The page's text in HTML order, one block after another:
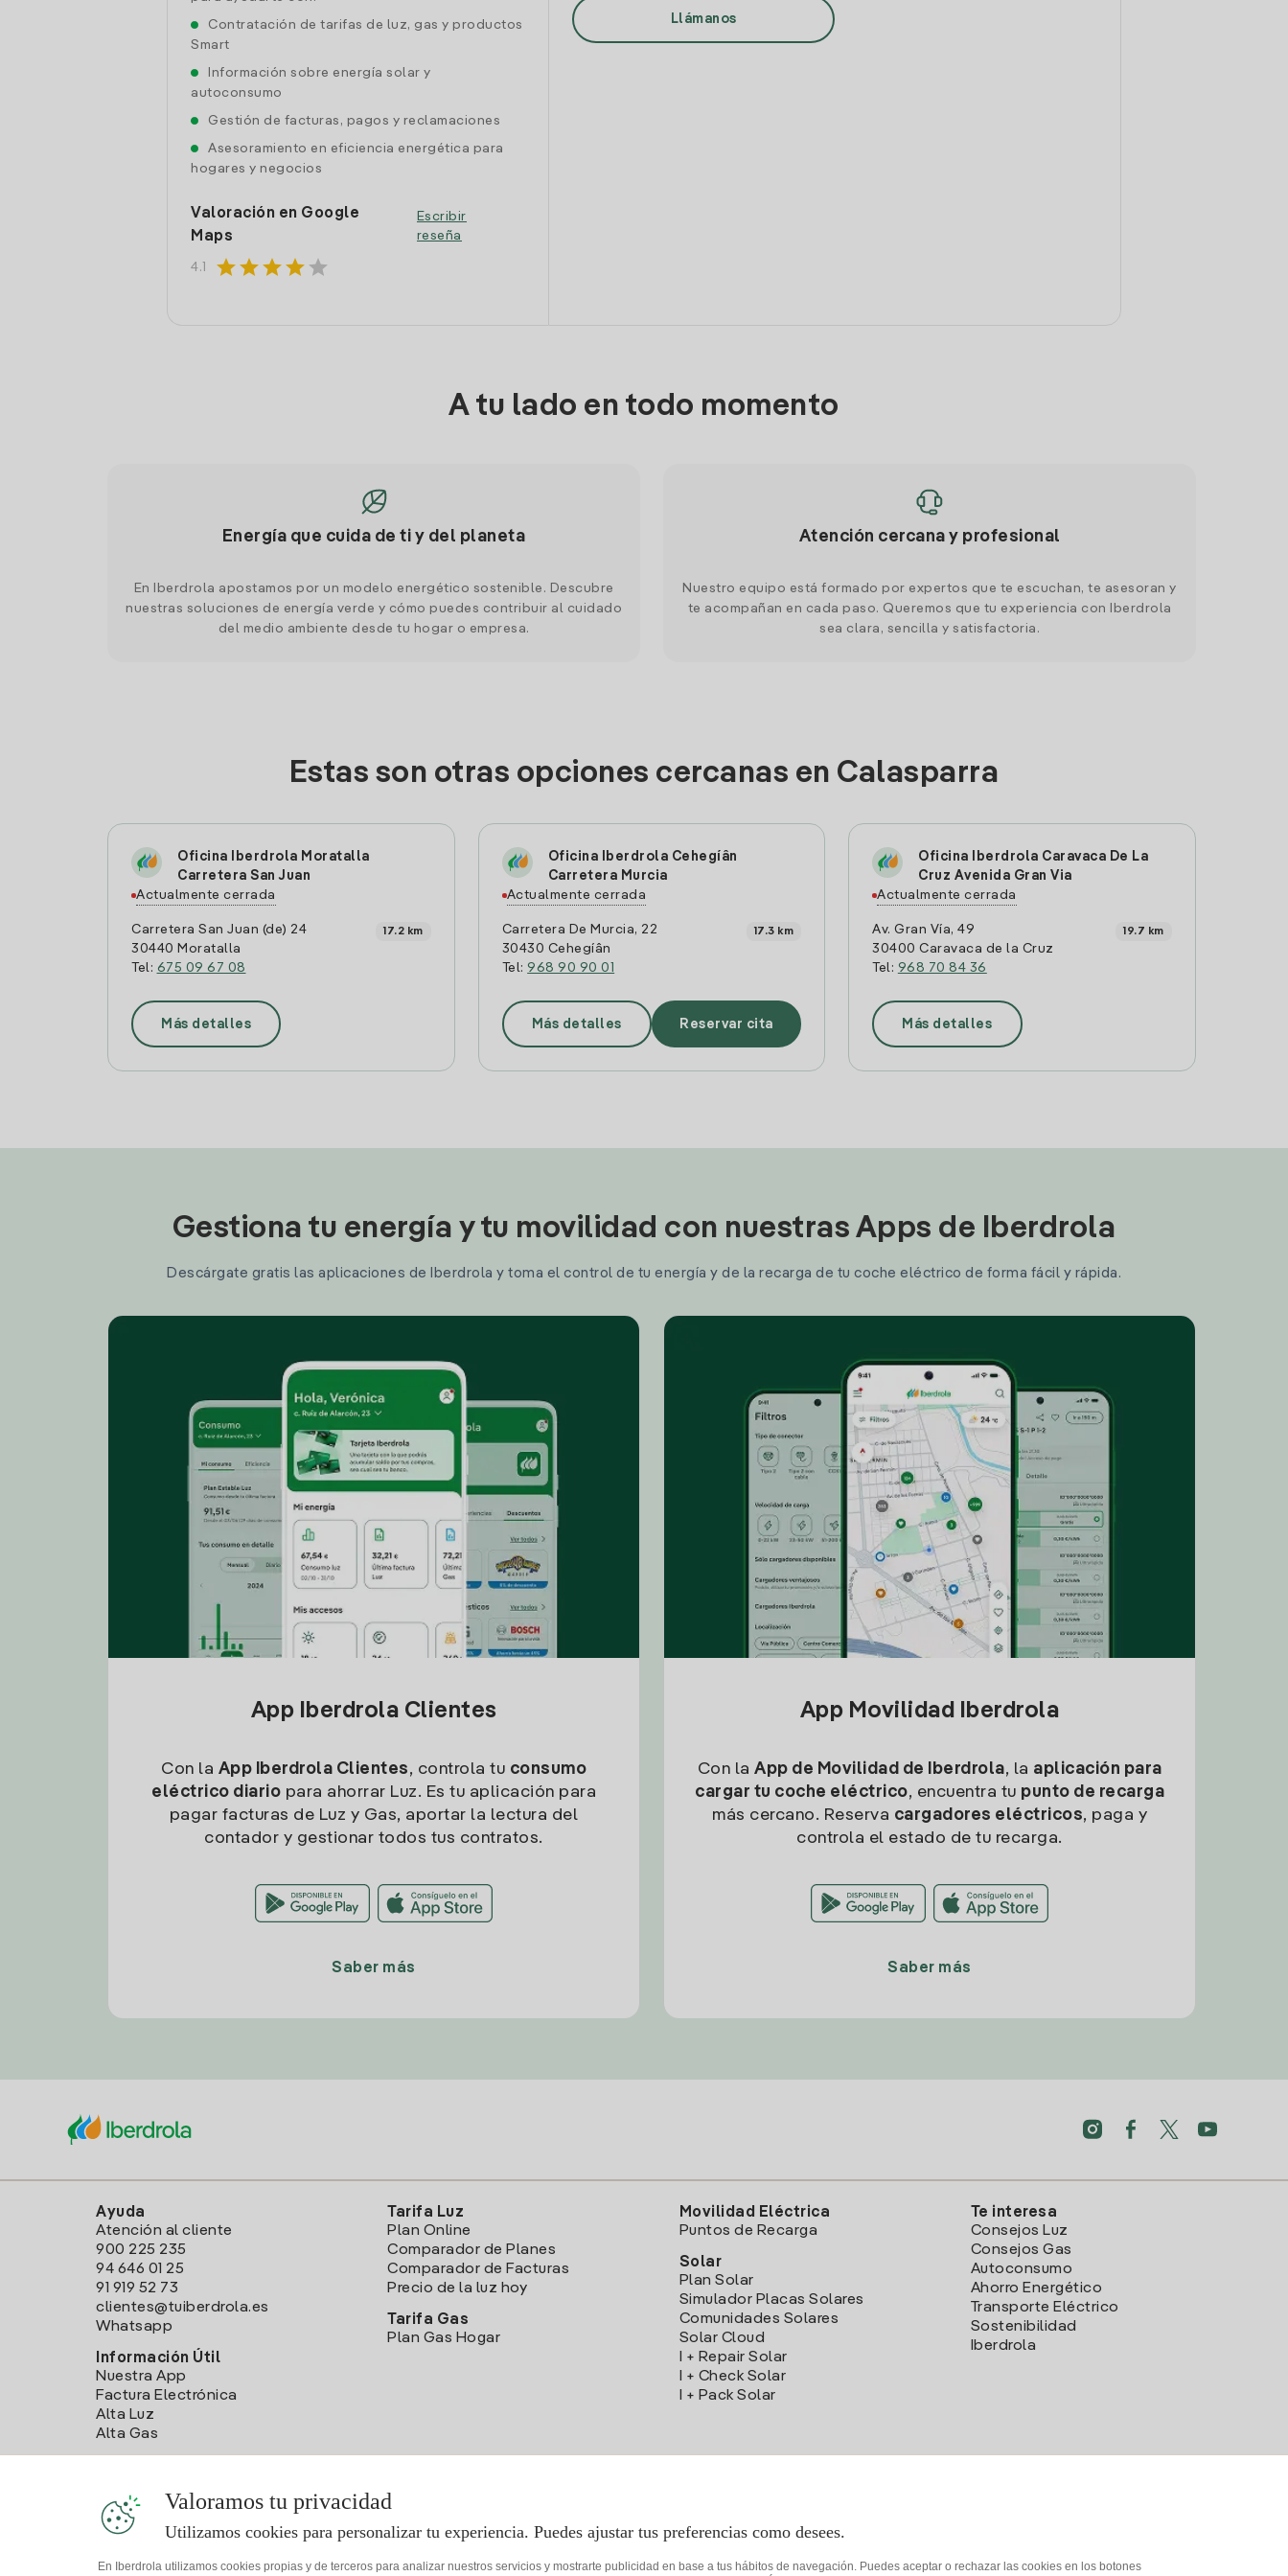
Contratación de tarifas de luz, gas y productos
Smart
Información sobre energía solar y
autoconsumo
Gestión de facturas, pagos y reclamaciones
Asesoramiento en eficiencia energética para
hogares y negocios
Valoración en Google
Maps
4.1 starstarstarstar star
Escribir
reseña
Llámanos
A tu lado en todo momento
Energía que cuida de ti y del planeta
En Iberdrola apostamos por un modelo energético sostenible. Descubre
nuestras soluciones de energía verde y cómo puedes contribuir al cuidado
del medio ambiente desde tu hogar o empresa.
Atención cercana y profesional
Nuestro equipo está formado por expertos que te escuchan, te asesoran y
te acompañan en cada paso. Queremos que tu experiencia con Iberdrola
sea clara, sencilla y satisfactoria.
Estas son otras opciones cercanas en Calasparra
Oficina Iberdrola Moratalla
Carretera San Juan
Actualmente cerrada
Carretera San Juan (de) 24
30440 Moratalla
Tel: 675 09 67 08
17.2 km
Más detalles
Oficina Iberdrola Cehegí­â­n
Carretera Murcia
Actualmente cerrada
Carretera De Murcia, 22
30430 Cehegí­â­n
Tel:968 90 90 01
17.3 km
Más detalles Reservar cita
Oficina Iberdrola Caravaca De La
Cruz Avenida Gran Via
Actualmente cerrada
Av. Gran Vía, 49
30400 Caravaca de la Cruz
Tel: 968 70 84 36
19.7 km
Más detalles
Gestiona tu energía y tu movilidad con nuestras Apps de Iberdrola
Descárgate gratis las aplicaciones de Iberdrola y toma el control de tu energía y de la recarga de tu coche eléctrico de forma fácil y rápida.
App Iberdrola Clientes
Con la App Iberdrola Clientes, controla tu consumo
eléctrico diario para ahorrar Luz. Es tu aplicación para
pagar facturas de Luz y Gas, aportar la lectura del
contador y gestionar todos tus contratos.
Saber más
App Movilidad Iberdrola
Con la App de Movilidad de Iberdrola, la aplicación para
cargar tu coche eléctrico, encuentra tu punto de recarga
más cercano. Reserva cargadores eléctricos, paga y
controla el estado de tu recarga.
Saber más
Ayuda
Atención al cliente
900 225 235
94 646 01 25
91 919 52 73
clientes@tuiberdrola.es
Whatsapp
Información Útil
Nuestra App
Factura Electrónica
Alta Luz
Alta Gas
Tarifa Luz
Plan Online
Comparador de Planes
Comparador de Facturas
Precio de la luz hoy
Tarifa Gas
Plan Gas Hogar
Movilidad Eléctrica
Puntos de Recarga
Solar
Plan Solar
Simulador Placas Solares
Comunidades Solares
Solar Cloud
I + Repair Solar
I + Check Solar
I + Pack Solar
Te interesa
Consejos Luz
Consejos Gas
Autoconsumo
Ahorro Energético
Transporte Eléctrico
Sostenibilidad
Iberdrola
Valoramos tu privacidad
Utilizamos cookies para personalizar tu experiencia. Puedes ajustar tus preferencias como desees.
En Iberdrola utilizamos cookies propias y de terceros para analizar nuestros servicios y mostrarte publicidad en base a tus hábitos de navegación. Puedes aceptar o rechazar las cookies en los botones